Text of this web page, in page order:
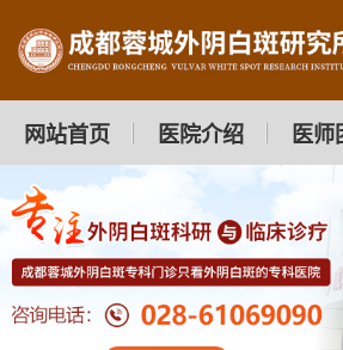
网站首页 医院介绍 医师